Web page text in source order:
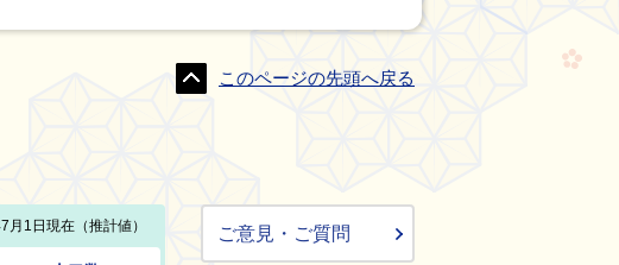
このページの先頭へ戻る
ご意見・ご質問